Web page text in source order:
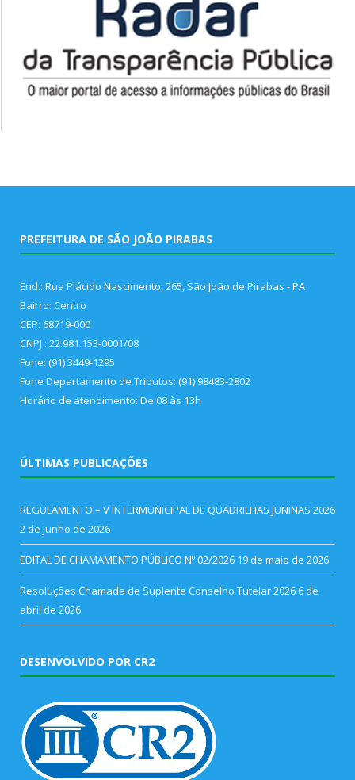
PREFEITURA DE SÃO JOÃO PIRABAS
End.: Rua Plácido Nascimento, 265, São João de Pirabas - PA
Bairro: Centro
CEP: 68719-000
CNPJ : 22.981.153-0001/08
Fone: (91) 3449-1295
Fone Departamento de Tributos: (91) 98483-2802
Horário de atendimento: De 08 às 13h
ÚLTIMAS PUBLICAÇÕES
REGULAMENTO – V INTERMUNICIPAL DE QUADRILHAS JUNINAS 2026
2 de junho de 2026
EDITAL DE CHAMAMENTO PÚBLICO Nº 02/2026 19 de maio de 2026
Resoluções Chamada de Suplente Conselho Tutelar 2026 6 de
abril de 2026
DESENVOLVIDO POR CR2